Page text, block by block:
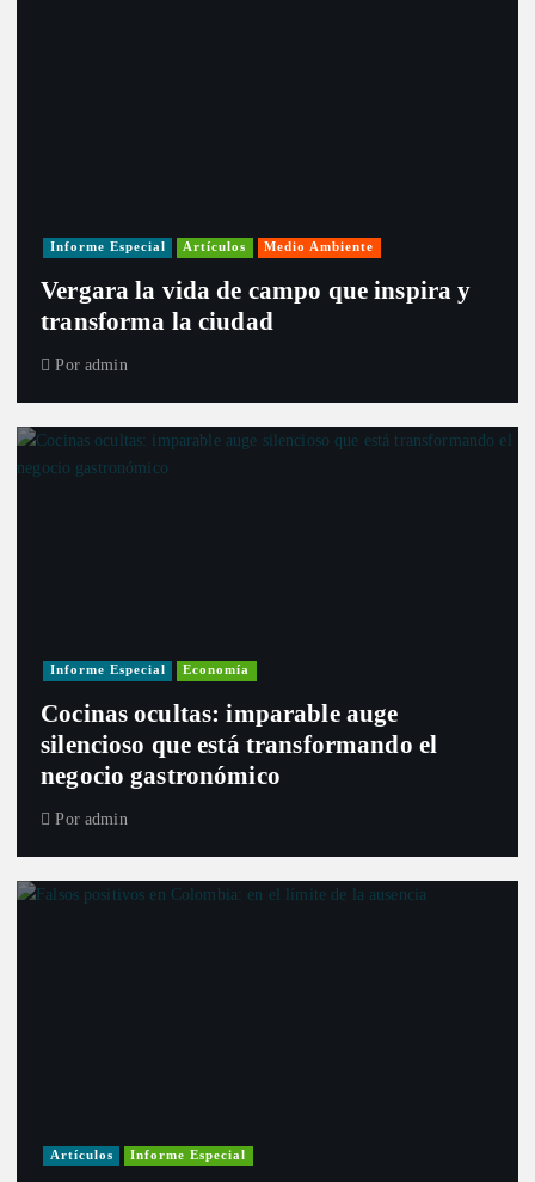
Informe Especial Artículos Medio Ambiente
Vergara la vida de campo que inspira y
transforma la ciudad
Por admin
Informe Especial Economía
Cocinas ocultas: imparable auge
silencioso que está transformando el
negocio gastronómico
Por admin
Artículos Informe Especial